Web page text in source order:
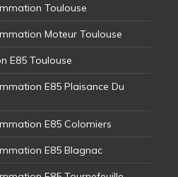
Toulouse
Moteur Toulouse
E85 Toulouse
E85 Plaisance Du
E85 Colomiers
E85 Blagnac